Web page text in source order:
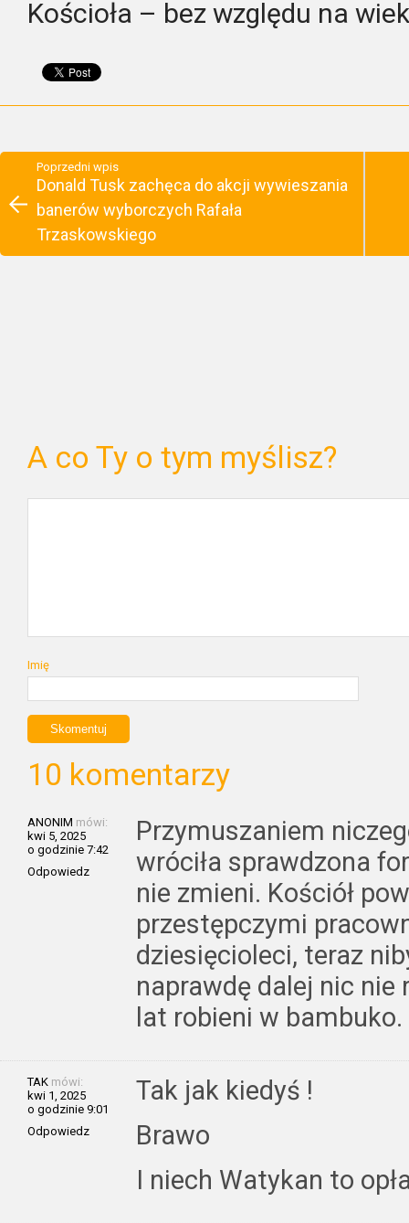
Kościoła – bez względu na
Poprzedni wpis
Donald Tusk zachęca do akcji wywieszania
banerów wyborczych Rafała
Trzaskowskiego
A co Ty o tym myślisz?
Imię
10 komentarzy
ANONIM mówi:
kwi 5, 2025
o godzinie 7:42
Odpowiedz
Przymuszaniem
wróciła sprawdzona
nie zmieni. Kościół
przestępczymi
dziesięcioleci, teraz
naprawdę dalej nic nie
lat robieni w bambuko.
TAK mówi:
kwi 1, 2025
o godzinie 9:01
Odpowiedz
Tak jak kiedyś !
Brawo
I niech Watykan to